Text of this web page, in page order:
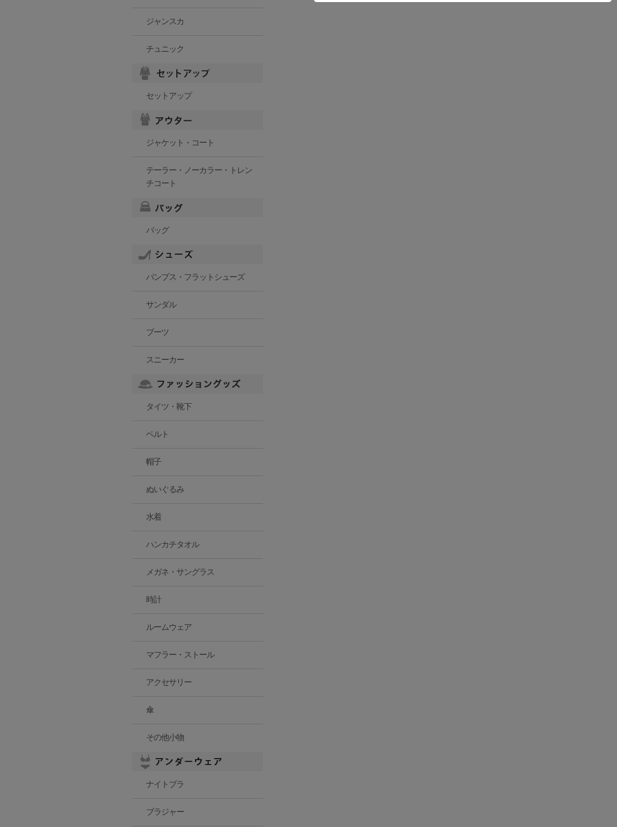
ジャンスカ
チュニック
セットアップ
ジャケット・コート
テーラー・ノーカラー・トレン
チコート
バッグ
パンプス・フラットシューズ
サンダル
ブーツ
スニーカー
タイツ・靴下
ベルト
帽子
ぬいぐるみ
水着
ハンカチタオル
メガネ・サングラス
時計
ルームウェア
マフラー・ストール
アクセサリー
傘
その他小物
ナイトブラ
ブラジャー